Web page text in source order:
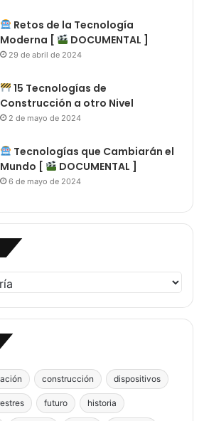
Retos de la Tecnología
Moderna [
DOCUMENTAL ]
29 de abril de 2024
15 Tecnologías de
Construcción a otro Nivel
2 de mayo de 2024
Tecnologías que Cambiarán el
Mundo [
DOCUMENTAL ]
6 de mayo de 2024
construcción dispositivos
futuro historia